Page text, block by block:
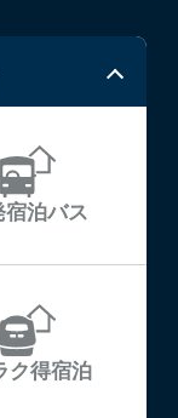
泊バス
ク得宿泊